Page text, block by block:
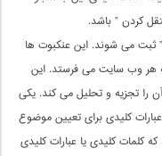
کردن ” باشد.
ثبت می شوند. این عنکبوت ها
هر وب سایت می فرستد. این
تجزیه و تحلیل می کند. یکی
کلیدی برای تعیین موضوع
کلیدی یا عبارات کلیدی